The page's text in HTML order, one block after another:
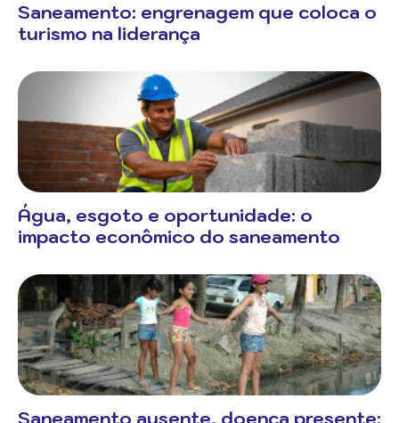
Saneamento: engrenagem que coloca o
turismo na liderança
Água, esgoto e oportunidade: o
impacto econômico do saneamento